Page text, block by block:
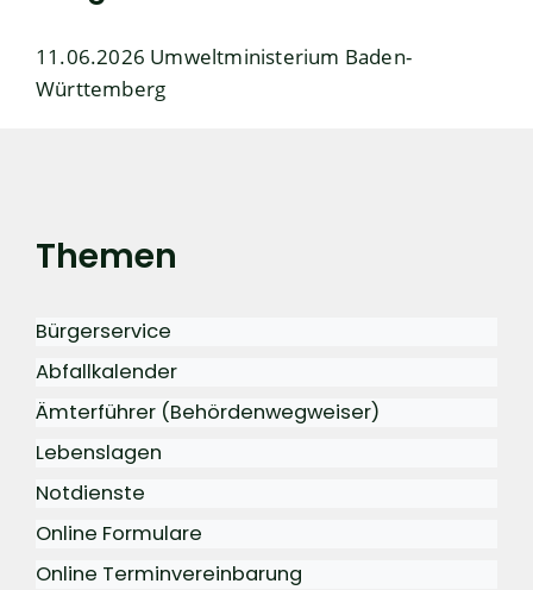
11.06.2026 Umweltministerium Baden-
Württemberg
Themen
Bürgerservice
Abfallkalender
Ämterführer (Behördenwegweiser)
Lebenslagen
Notdienste
Online Formulare
Online Terminvereinbarung